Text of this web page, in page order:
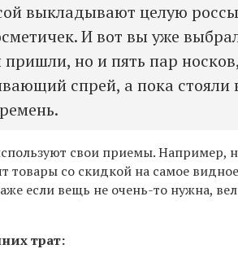
выкладывают целую
И вот вы уже
но и пять пар
спрей, а пока стояли
свои приемы. Например,
товары со скидкой на самое
если вещь не очень-то нужна,
трат: